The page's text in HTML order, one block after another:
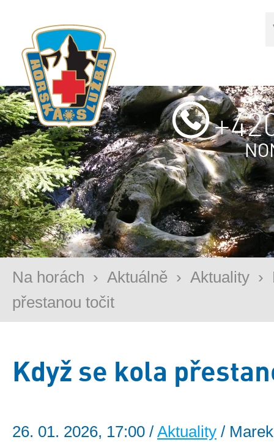
Na horách › Aktuálně › Aktuality ›
přestanou točit
Když se kola
26. 01. 2026, 17:00 / Aktuality /